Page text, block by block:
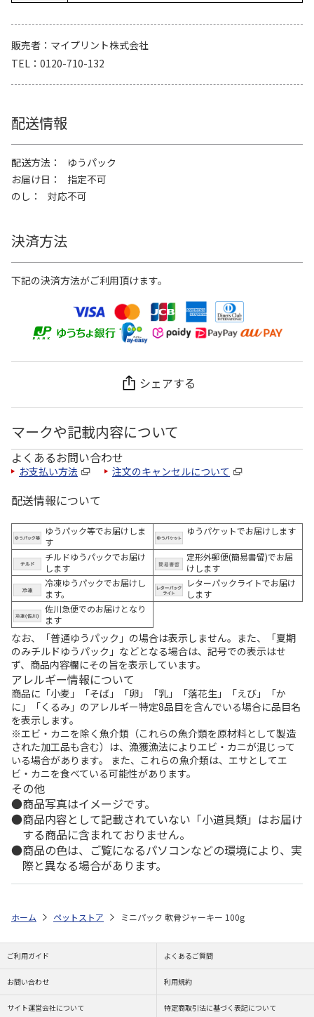
販売者
マイプリント株式会社
TEL
0120-710-132
配送情報
配送方法
ゆうパック
お届け日
指定不可
のし
対応不可
決済方法
下記の決済方法がご利用頂けます。
シェアする
マークや記載内容について
よくあるお問い合わせ
お支払い方法 注文のキャンセルについて
配送情報について
ゆうパック等でお届けしま
す
ゆうパケットでお届けします
チルドゆうパックでお届け
します
定形外郵便(簡易書留)でお届
けします
冷凍ゆうパックでお届けし
ます。
レターパックライトでお届け
します
佐川急便でのお届けとなり
ます
なお、「普通ゆうパック」の場合は表示しません。また、「夏期
のみチルドゆうパック」などとなる場合は、記号での表示はせ
ず、商品内容欄にその旨を表示しています。
アレルギー情報について
商品に「小麦」「そば」「卵」「乳」「落花生」「えび」「か
に」「くるみ」のアレルギー特定8品目を含んでいる場合に品目名
を表示します。
※エビ・カニを除く魚介類（これらの魚介類を原材料として製造
された加工品も含む）は、漁獲漁法によりエビ・カニが混じって
いる場合があります。 また、これらの魚介類は、エサとしてエ
ビ・カニを食べている可能性があります。
その他
商品写真はイメージです。
商品内容として記載されていない「小道具類」はお届け
する商品に含まれておりません。
商品の色は、ご覧になるパソコンなどの環境により、実
際と異なる場合があります。
ホーム ペットストア ミニパック 軟骨ジャーキー 100g
ご利用ガイド よくあるご質問
お問い合わせ 利用規約
サイト運営会社について 特定商取引法に基づく表記について